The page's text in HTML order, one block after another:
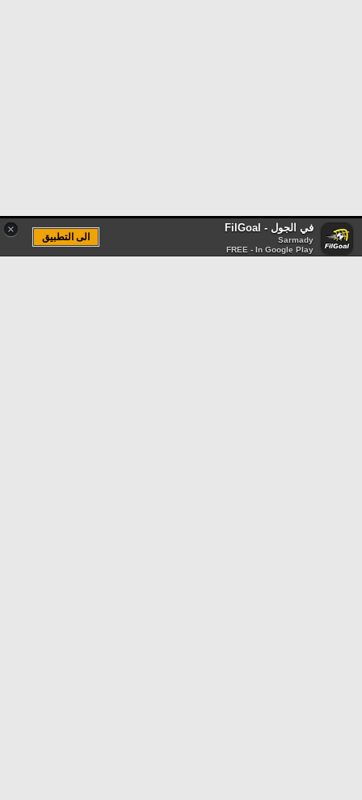
× في الجول - FilGoal
Sarmady
FREE - In Google Play
الى التطبيق